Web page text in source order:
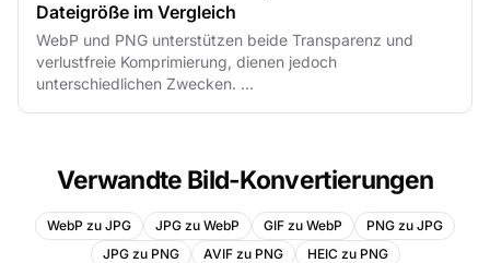
Dateigröße im Vergleich
WebP und PNG unterstützen beide Transparenz und
verlustfreie Komprimierung, dienen jedoch
unterschiedlichen Zwecken. ...
Verwandte Bild-Konvertierungen
WebP zu JPG JPG zu WebP GIF zu WebP
PNG zu JPG
JPG zu PNG
AVIF zu PNG HEIC zu PNG